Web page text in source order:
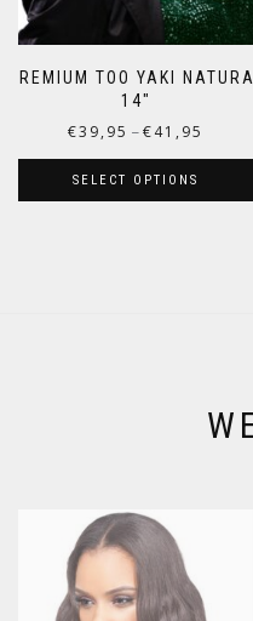
PREMIUM TOO YAKI
14″
€39,95 – €41,95
SELECT OPTIONS